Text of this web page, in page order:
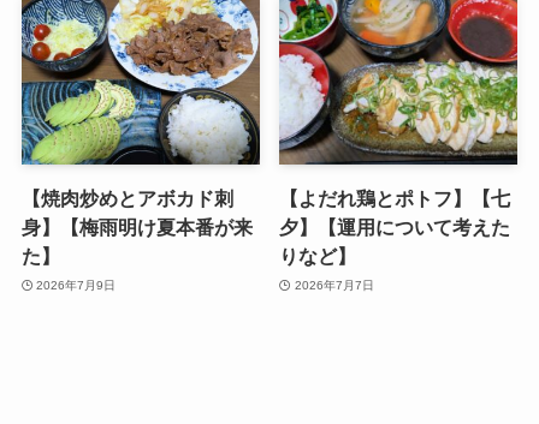
【焼肉炒めとアボカド刺
身】【梅雨明け夏本番が来
た】
2026年7月9日
【よだれ鶏とポトフ】【七
夕】【運用について考えた
りなど】
2026年7月7日